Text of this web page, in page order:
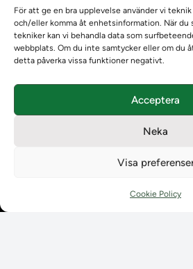
För att ge en bra upplevelse använder vi
och/eller komma åt enhetsinformation. När du
tekniker kan vi behandla data som
webbplats. Om du inte samtycker eller om du
detta påverka vissa funktioner negativt.
Acceptera
Neka
Visa
Cookie Policy
Om Ladokkonsortiet
Ladokkonsortiet internationellt
Vision, strategi och produktplan
Användarkontakter
Kontaktuppgifter till lärosätenas